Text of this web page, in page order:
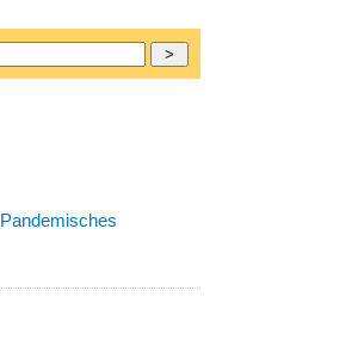
Pandemisches